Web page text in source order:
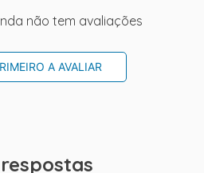
não tem avaliações
A AVALIAR